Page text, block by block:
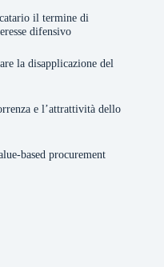
il termine di
difensivo
la disapplicazione del
e l’attrattività dello
based procurement